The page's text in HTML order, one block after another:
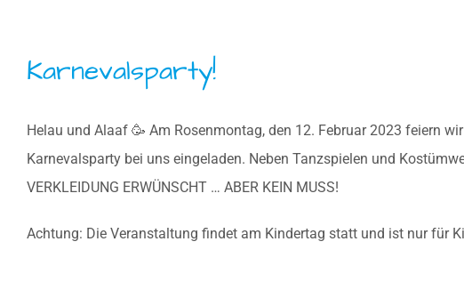
Karnevalsparty!
Helau und Alaaf 🥳 Am Rosenmontag, den 12. Februar 2023 feiern
Karnevalsparty bei uns eingeladen. Neben Tanzspielen und
VERKLEIDUNG ERWÜNSCHT … ABER KEIN MUSS!
Achtung: Die Veranstaltung findet am Kindertag statt und ist nur für